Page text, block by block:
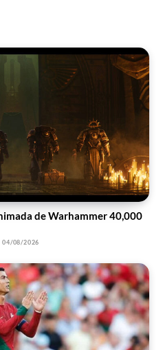
de Warhammer 40,000
04/08/2026